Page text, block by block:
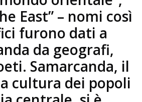
East” – nomi così
furono dati a
da geografi,
Samarcanda, il
cultura dei popoli